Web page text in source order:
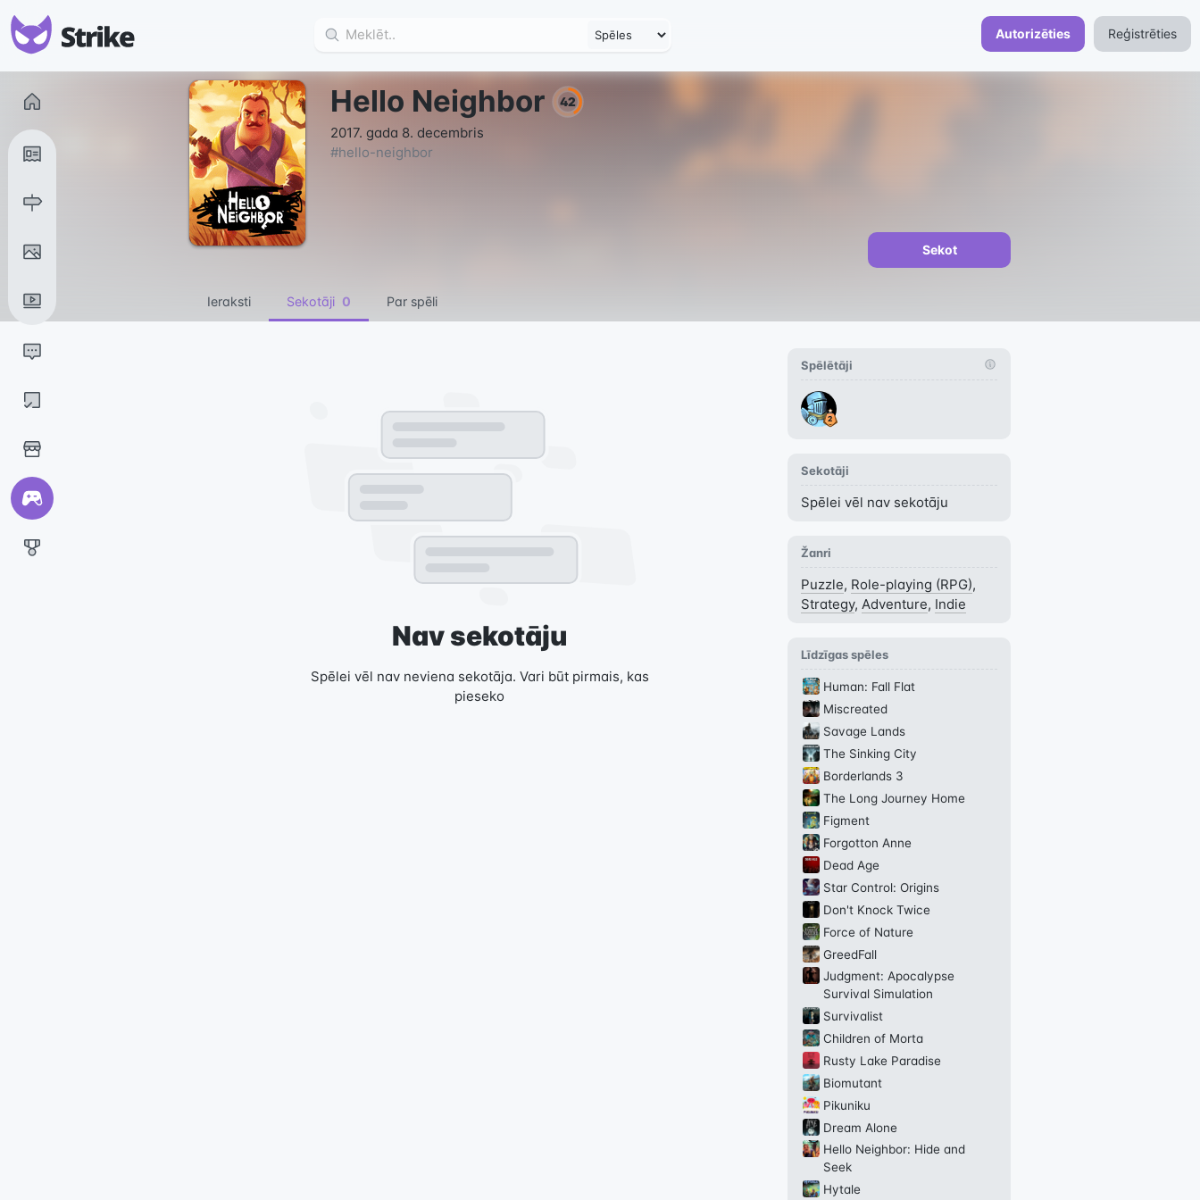
Autorizēties Reģistrēties
Hello Neighbor 42
2017. gada 8. decembris
#hello-neighbor
Sekot
Ieraksti Sekotāji 0 Par spēli
Nav sekotāju
Spēlei vēl nav neviena sekotāja. Vari būt pirmais, kas
pieseko
Spēlētāji
Sekotāji
Spēlei vēl nav sekotāju
Žanri
Puzzle, Role-playing (RPG),
Strategy, Adventure, Indie
Līdzīgas spēles
Human: Fall Flat
Miscreated
Savage Lands
The Sinking City
Borderlands 3
The Long Journey Home
Figment
Forgotton Anne
Dead Age
Star Control: Origins
Don't Knock Twice
Force of Nature
GreedFall
Judgment: Apocalypse
Survival Simulation
Survivalist
Children of Morta
Rusty Lake Paradise
Biomutant
Pikuniku
Dream Alone
Hello Neighbor: Hide and
Seek
Hytale